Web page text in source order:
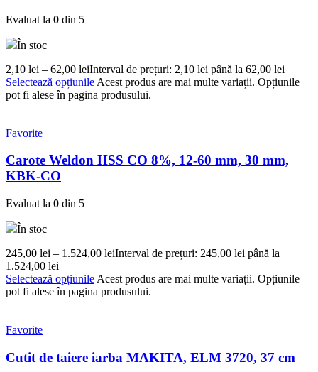
Evaluat la 0 din 5
În stoc
2,10 lei – 62,00 leiInterval de prețuri: 2,10 lei până la 62,00 lei
Selectează opțiunile Acest produs are mai multe variații. Opțiunile
pot fi alese în pagina produsului.
Favorite
Carote Weldon HSS CO 8%, 12-60 mm, 30 mm,
KBK-CO
Evaluat la 0 din 5
În stoc
245,00 lei – 1.524,00 leiInterval de prețuri: 245,00 lei până la
1.524,00 lei
Selectează opțiunile Acest produs are mai multe variații. Opțiunile
pot fi alese în pagina produsului.
Favorite
Cutit de taiere iarba MAKITA, ELM 3720, 37 cm